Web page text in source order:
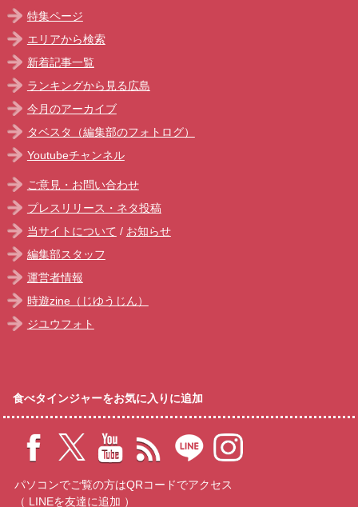
特集ページ
エリアから検索
新着記事一覧
ランキングから見る広島
今月のアーカイブ
タベスタ（編集部のフォトログ）
Youtubeチャンネル
ご意見・お問い合わせ
プレスリリース・ネタ投稿
当サイトについて / お知らせ
編集部スタッフ
運営者情報
時遊zine（じゆうじん）
ジユウフォト
食べタインジャーをお気に入りに追加
パソコンでご覧の方はQRコードでアクセス
（ LINEを友達に追加 ）